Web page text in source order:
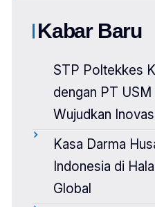
Kabar Baru
STP Poltekkes
dengan PT
Wujudkan
Kasa Darma
Indonesia di
Global